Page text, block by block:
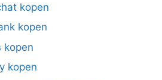
kopen
kopen
kopen
kopen